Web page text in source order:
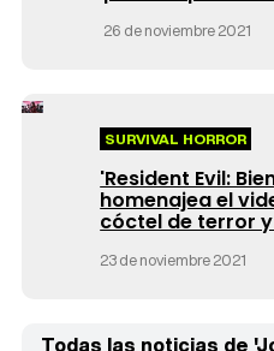
26 de noviembre 2021
SURVIVAL HORROR
'Resident Evil:
homenajea el
cóctel de terror
23 de noviembre 2021
Todas las noticias de